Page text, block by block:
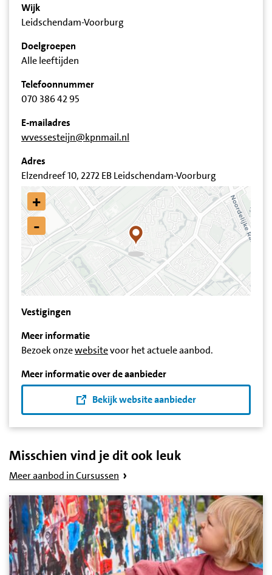
Wijk
Leidschendam-Voorburg
Doelgroepen
Alle leeftijden
Telefoonnummer
070 386 42 95
E-mailadres
wvessesteijn@kpnmail.nl
Adres
Elzendreef 10, 2272 EB Leidschendam-Voorburg
+
-
Vestigingen
Meer informatie
Bezoek onzewebsitevoor het actuele aanbod.
Meer informatie over de aanbieder
Bekijk website aanbieder
Misschien vind je dit ook leuk
Meer aanbod in Cursussen